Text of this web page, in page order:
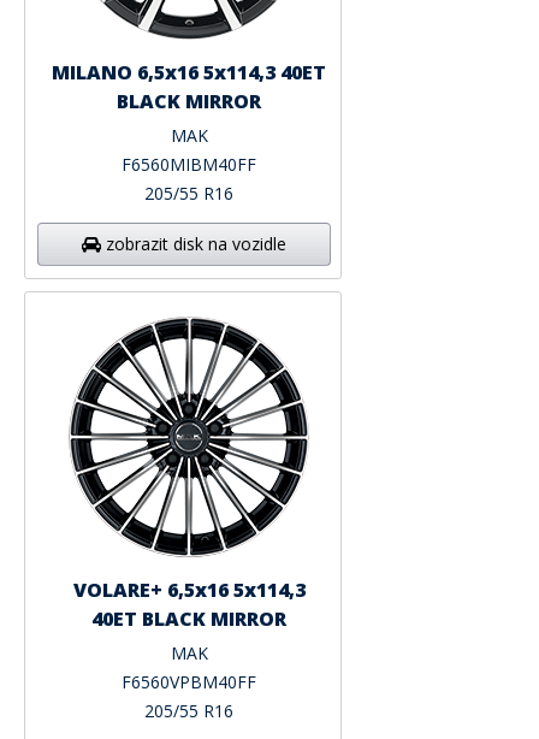
MILANO 6,5x16 5x114,3 40ET
BLACK MIRROR
MAK
F6560MIBM40FF
205/55 R16
zobrazit disk na vozidle
VOLARE+ 6,5x16 5x114,3
40ET BLACK MIRROR
MAK
F6560VPBM40FF
205/55 R16